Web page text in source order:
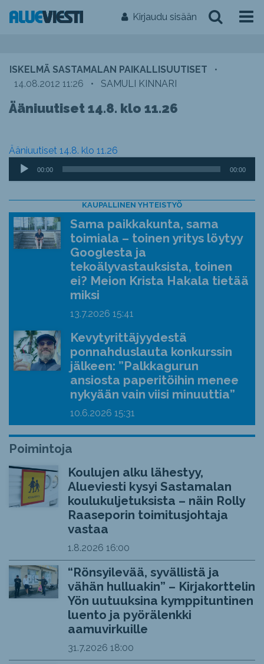
Kirjaudu sisään
ISKELMÄ SASTAMALAN PAIKALLISUUTISET
•
14.08.2012 11:26
• SAMULI KINNARI
Ääniuutiset 14.8. klo 11.26
Ääniuutiset 14.8. klo 11.26
Äänitoistin
00:00 00:00
KAUPALLINEN YHTEISTYÖ
Sama paikkakunta, sama
toimiala – toinen yritys löytyy
Googlesta ja
tekoälyvastauksista, toinen
ei? Meion Krista Hakala tietää
miksi
13.7.2026 15:41
Kevytyrittäjyydestä
ponnahduslauta konkurssin
jälkeen: ”Palkkagurun
ansiosta paperitöihin menee
nykyään vain viisi minuuttia”
10.6.2026 15:31
Poimintoja
Koulujen alku lähestyy,
Alueviesti kysyi Sastamalan
koulukuljetuksista – näin Rolly
Raaseporin toimitusjohtaja
vastaa
1.8.2026 16:00
“Rönsyilevää, syvällistä ja
vähän hulluakin” – Kirjakorttelin
Yön uutuuksina kymppituntinen
luento ja pyörälenkki
aamuvirkuille
31.7.2026 18:00